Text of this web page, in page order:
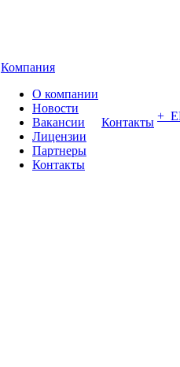
Компания
О компании
Новости
Вакансии
Лицензии
Партнеры
Контакты
Контакты +